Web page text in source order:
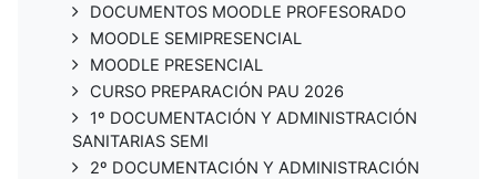
DOCUMENTOS MOODLE PROFESORADO
MOODLE SEMIPRESENCIAL
MOODLE PRESENCIAL
CURSO PREPARACIÓN PAU 2026
1º DOCUMENTACIÓN Y ADMINISTRACIÓN
SANITARIAS SEMI
2º DOCUMENTACIÓN Y ADMINISTRACIÓN